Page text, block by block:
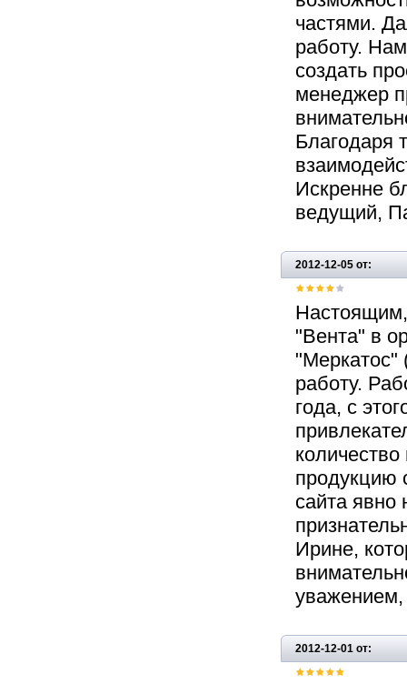
частями.
работу.
создать
менеджер
Благодаря
Искренне
ведущий,
2012-12-05 от:
"Вента" в
"Меркатос"
работу.
года, с
продукцию
сайта
Ирине,
2012-12-01 от: